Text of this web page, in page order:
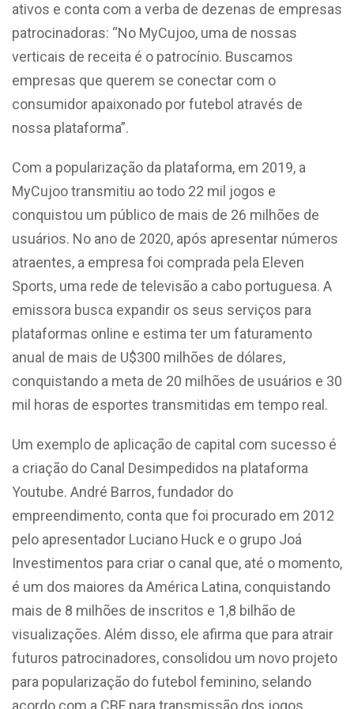
ativos e conta com a verba de dezenas de empresas
patrocinadoras: “No MyCujoo, uma de nossas
verticais de receita é o patrocínio. Buscamos
empresas que querem se conectar com o
consumidor apaixonado por futebol através de
nossa plataforma”.
Com a popularização da plataforma, em 2019, a
MyCujoo transmitiu ao todo 22 mil jogos e
conquistou um público de mais de 26 milhões de
usuários. No ano de 2020, após apresentar números
atraentes, a empresa foi comprada pela Eleven
Sports, uma rede de televisão a cabo portuguesa. A
emissora busca expandir os seus serviços para
plataformas online e estima ter um faturamento
anual de mais de U$300 milhões de dólares,
conquistando a meta de 20 milhões de usuários e 30
mil horas de esportes transmitidas em tempo real.
Um exemplo de aplicação de capital com sucesso é
a criação do Canal Desimpedidos na plataforma
Youtube. André Barros, fundador do
empreendimento, conta que foi procurado em 2012
pelo apresentador Luciano Huck e o grupo Joá
Investimentos para criar o canal que, até o momento,
é um dos maiores da América Latina, conquistando
mais de 8 milhões de inscritos e 1,8 bilhão de
visualizações. Além disso, ele afirma que para atrair
futuros patrocinadores, consolidou um novo projeto
para popularização do futebol feminino, selando
acordo com a CBF para transmissão dos jogos.